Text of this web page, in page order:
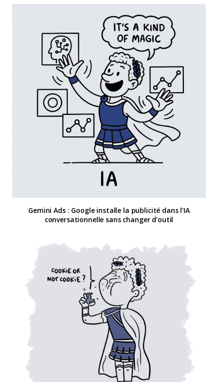
Gemini Ads : Google installe la publicité dans l’IA
conversationnelle sans changer d’outil